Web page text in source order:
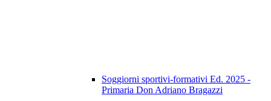
Soggiorni sportivi-formativi Ed. 2025 -
Primaria Don Adriano Bragazzi